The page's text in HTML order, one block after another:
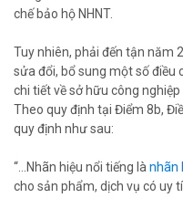
chế bảo hộ NHNT.
Tuy nhiên, phải đến tận năm
sửa đổi, bổ sung một số điều
chi tiết về sở hữu công
Theo quy định tại Điểm 8b,
quy định như sau:
“...Nhãn hiệu nổi tiếng là nhãn
cho sản phẩm, dịch vụ có uy